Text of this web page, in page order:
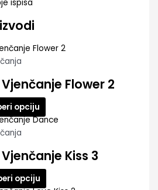
Flower 2
opciju
Kiss 3
opciju